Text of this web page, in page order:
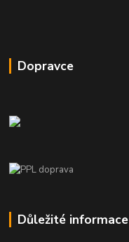
Dopravce
Důležité informace